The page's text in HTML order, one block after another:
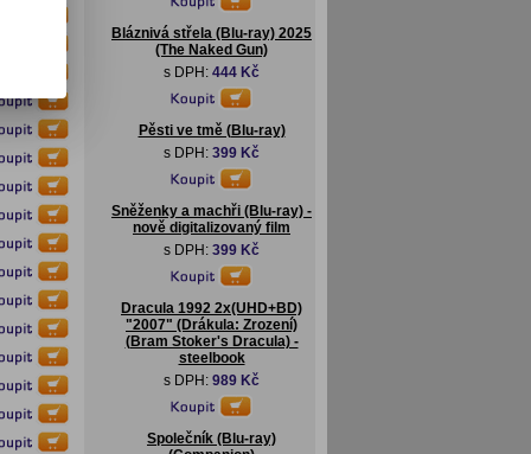
Bláznivá střela (Blu-ray) 2025
(The Naked Gun)
s DPH: 444 Kč
Pěsti ve tmě (Blu-ray)
s DPH: 399 Kč
Sněženky a machři (Blu-ray) -
nově digitalizovaný film
s DPH: 399 Kč
Dracula 1992 2x(UHD+BD)
"2007" (Drákula: Zrození)
(Bram Stoker's Dracula) -
steelbook
s DPH: 989 Kč
Společník (Blu-ray)